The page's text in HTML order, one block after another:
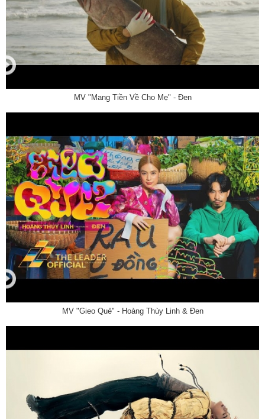
MV "Mang Tiền Về Cho Mẹ" - Đen
MV "Gieo Quẻ" - Hoàng Thùy Linh & Đen